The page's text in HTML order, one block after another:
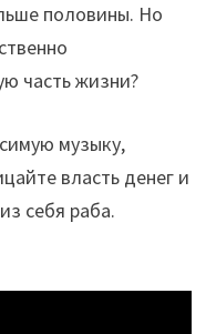
половины. Но
часть жизни?
музыку,
власть денег и
себя раба.